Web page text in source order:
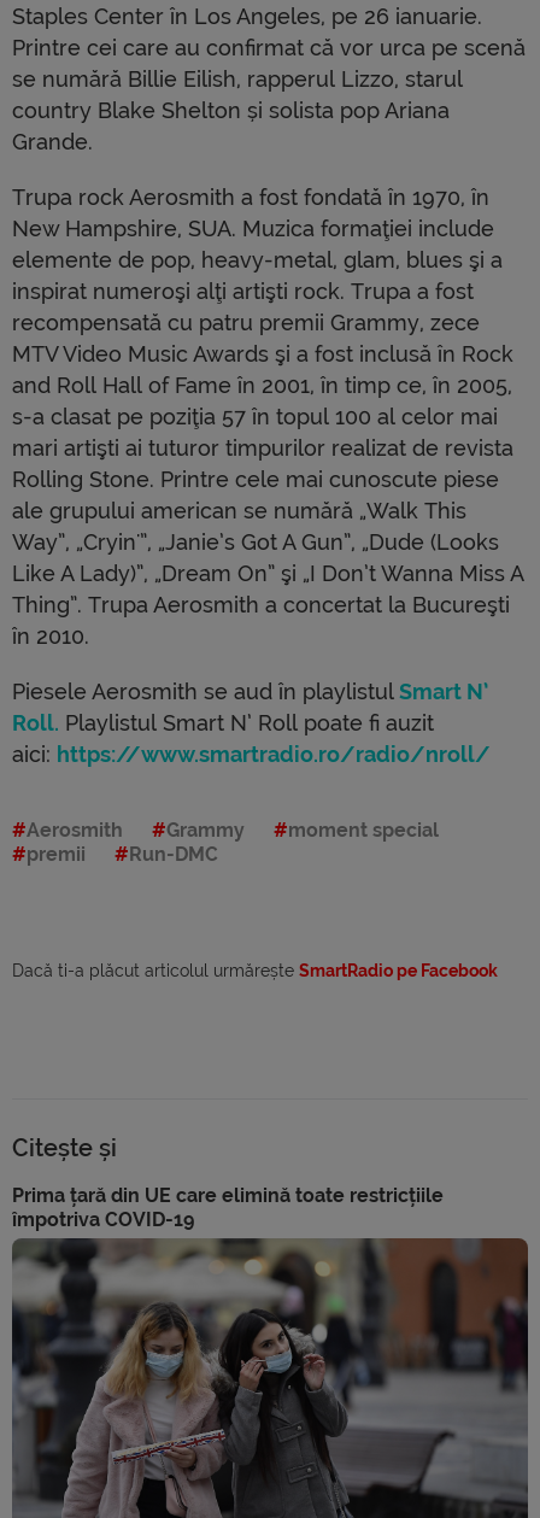
Staples Center în Los Angeles, pe 26 ianuarie.
Printre cei care au confirmat că vor urca pe scenă
se numără Billie Eilish, rapperul Lizzo, starul
country Blake Shelton și solista pop Ariana
Grande.
Trupa rock Aerosmith a fost fondată în 1970, în
New Hampshire, SUA. Muzica formaţiei include
elemente de pop, heavy-metal, glam, blues şi a
inspirat numeroşi alţi artişti rock. Trupa a fost
recompensată cu patru premii Grammy, zece
MTV Video Music Awards şi a fost inclusă în Rock
and Roll Hall of Fame în 2001, în timp ce, în 2005,
s-a clasat pe poziţia 57 în topul 100 al celor mai
mari artişti ai tuturor timpurilor realizat de revista
Rolling Stone. Printre cele mai cunoscute piese
ale grupului american se numără „Walk This
Way”, „Cryin'”, „Janie’s Got A Gun”, „Dude (Looks
Like A Lady)”, „Dream On” şi „I Don’t Wanna Miss A
Thing”. Trupa Aerosmith a concertat la Bucureşti
în 2010.
Piesele Aerosmith se aud în playlistulSmart N’
Roll. Playlistul Smart N’ Roll poate fi auzit
aici: https://www.smartradio.ro/radio/nroll/
Aerosmith Grammy
moment special
premii
Run-DMC
Dacă ti-a plăcut articolul urmărește SmartRadio pe Facebook
Citește și
Prima țară din UE care elimină toate restricțiile
împotriva COVID-19